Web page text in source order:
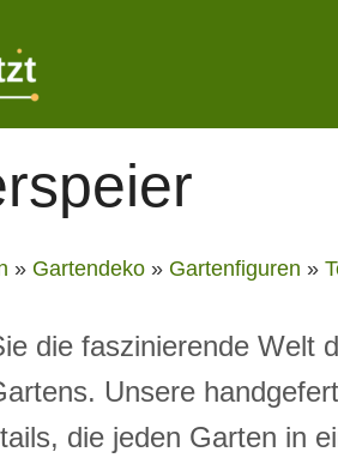
» Gartendeko » Gartenfiguren »
die faszinierende Welt
Unsere
die jeden Garten in